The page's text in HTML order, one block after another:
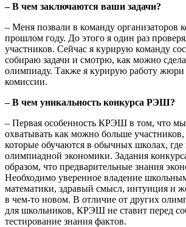
– В чем заключаются ваши задачи?
– Меня позвали в команду организаторов
прошлом году. До этого я один раз
участников. Сейчас я курирую команду
собираю задачи и смотрю, как можно
олимпиаду. Также я курирую работу
комиссии.
– В чем уникальность конкурса РЭШ?
– Первая особенность КРЭШ в том, что
охватывать как можно больше участников,
которые обучаются в обычных школах, где
олимпиадной экономики. Задания
образом, что предварительные знания
Необходимо уверенное владение
математики, здравый смысл, интуиция и
в чем-то новом. В отличие от других
для школьников, КРЭШ не ставит перед
тестирование знания фактов.